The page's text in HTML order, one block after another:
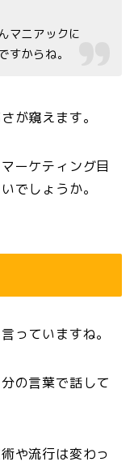
マニアックに
すからね。
が窺えます。
ーケティング目
でしょうか。
っていますね。
の言葉で話して
や流行は変わっ